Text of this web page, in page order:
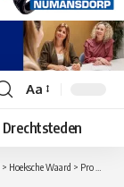
Lettergrootte
aanpassen
Aa
Drechtsteden
> Hoeksche Waard > Pro Hoeksche Waard pleit voor actief kernenbeleid na herindeling